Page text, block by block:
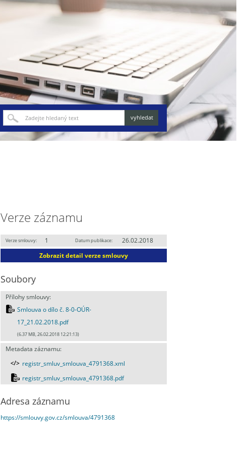
Verze záznamu
Verze smlouvy: 1 Datum publikace:
26.02.2018
Zobrazit detail verze smlouvy
Soubory
Přílohy smlouvy:
Smlouva o dílo č. 8-0-OÚR-
17_21.02.2018.pdf
(6.37 MB, 26.02.2018 12:21:13)
Metadata záznamu:
registr_smluv_smlouva_4791368.xml
registr_smluv_smlouva_4791368.pdf
Adresa záznamu
https://smlouvy.gov.cz/smlouva/4791368